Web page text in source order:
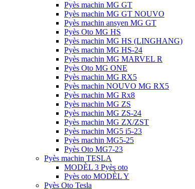
Pyès machin MG GT
Pyès machin MG GT NOUVO
Pyès machin ansyen MG GT
Pyès Oto MG HS
Pyès machin MG HS (LINGHANG)
Pyès machin MG HS-24
Pyès machin MG MARVEL R
Pyès Oto MG ONE
Pyès machin MG RX5
Pyès machin NOUVO MG RX5
Pyès machin MG Rx8
Pyès machin MG ZS
Pyès machin MG ZS-24
Pyès machin MG ZX/ZST
Pyès machin MG5 i5-23
Pyès machin MG5-25
Pyès Oto MG7-23
Pyès machin TESLA
MODÈL 3 Pyès oto
Pyès oto MODÈL Y
Pyès Oto Tesla